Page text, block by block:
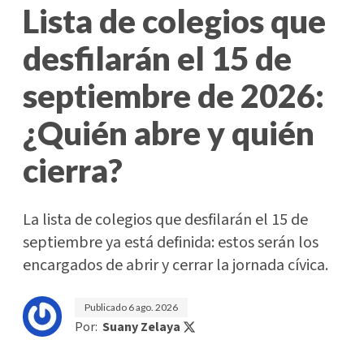
Lista de colegios que
desfilarán el 15 de
septiembre de 2026:
¿Quién abre y quién
cierra?
La lista de colegios que desfilarán el 15 de
septiembre ya está definida: estos serán los
encargados de abrir y cerrar la jornada cívica.
Publicado 6 ago. 2026
Por: Suany Zelaya